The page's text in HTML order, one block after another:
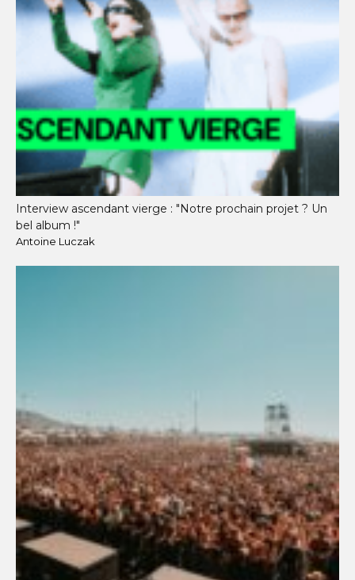
Interview ascendant vierge : "Notre prochain projet ? Un
bel album !"
Antoine Luczak